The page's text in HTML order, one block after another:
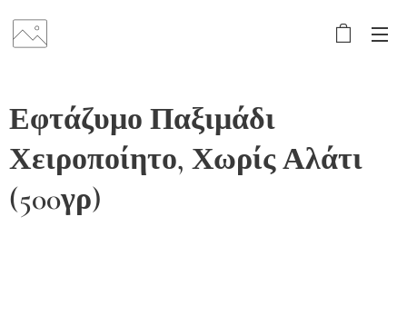
Εφτάζυμο Παξιμάδι
Χειροποίητο, Χωρίς Αλάτι
(500γρ)